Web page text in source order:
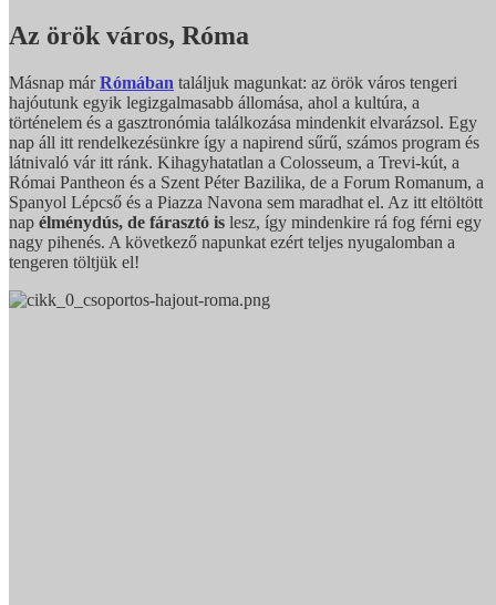
Az örök város, Róma
Másnap márRómában találjuk magunkat: az örök város tengeri
hajóutunk egyik legizgalmasabb állomása, ahol a kultúra, a
történelem és a gasztronómia találkozása mindenkit elvarázsol. Egy
nap áll itt rendelkezésünkre így a napirend sűrű, számos program és
látnivaló vár itt ránk. Kihagyhatatlan a Colosseum, a Trevi-kút, a
Római Pantheon és a Szent Péter Bazilika, de a Forum Romanum, a
Spanyol Lépcső és a Piazza Navona sem maradhat el. Az itt eltöltött
nap élménydús, de fárasztó is lesz, így mindenkire rá fog férni egy
nagy pihenés. A következő napunkat ezért teljes nyugalomban a
tengeren töltjük el!